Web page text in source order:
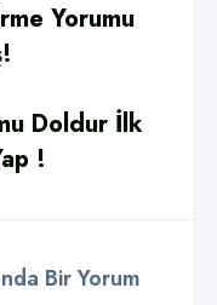
Yorumu
Doldur İlk
!
Bir Yorum